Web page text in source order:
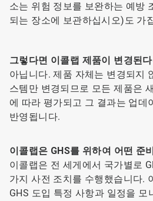
소는 위험 정보를 보완하는 예방
되는 장소에 보관하십시오)도 가
그렇다면 이콜랩 제품이 변경된
아닙니다. 제품 자체는 변경되지
스템만 변경되므로 모든 제품은
에 따라 평가되고 그 결과는 업데
반영됩니다.
이콜랩은 GHS를 위하여 어떤 준
이콜랩은 전 세게에서 국가별로
가지 사전 조치를 수행했습니다.
GHS 도입 특정 사항과 일정을 모